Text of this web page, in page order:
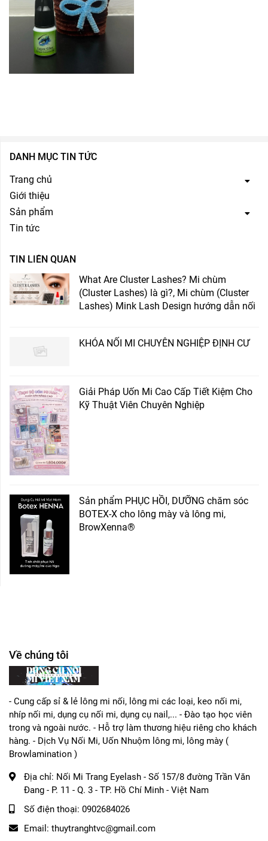
DANH MỤC TIN TỨC
Trang chủ
Giới thiệu
Sản phẩm
Tin tức
TIN LIÊN QUAN
What Are Cluster Lashes? Mi chùm
(Cluster Lashes) là gì?, Mi chùm (Cluster
Lashes) Mink Lash Design hướng dẫn nối
KHÓA NỐI MI CHUYÊN NGHIỆP ĐỊNH CƯ
Giải Pháp Uốn Mi Cao Cấp Tiết Kiệm Cho
Kỹ Thuật Viên Chuyên Nghiệp
Sản phẩm PHỤC HỒI, DƯỠNG chăm sóc
BOTEX-X cho lông mày và lông mi,
BrowXenna®
Về chúng tôi
- Cung cấp sỉ & lẻ lông mi nối, lông mi các loại, keo nối mi,
nhíp nối mi, dụng cụ nối mi, dụng cụ nail,... - Đào tạo học viên
trong và ngoài nước. - Hỗ trợ làm thương hiệu riêng cho khách
hàng. - Dịch Vụ Nối Mi, Uốn Nhuộm lông mi, lông mày (
Browlamination )
Địa chỉ: Nối Mi Trang Eyelash - Số 157/8 đường Trần Văn
Đang - P. 11 - Q. 3 - TP. Hồ Chí Minh - Việt Nam
Số điện thoại: 0902684026
Email: thuytranghtvc@gmail.com